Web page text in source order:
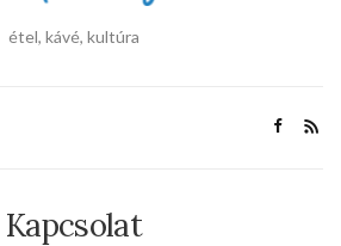
étel, kávé, kultúra
Kapcsolat